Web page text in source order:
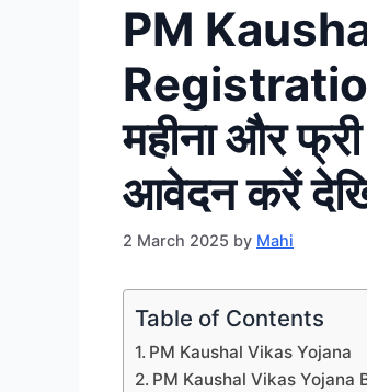
PM
महीना और
आवेदन करें
2 March 2025 by Mahi
Table of Contents
PM Kaushal Vikas Yojana
PM Kaushal Vikas Yojana